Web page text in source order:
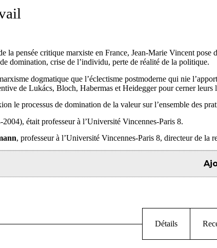
la pensée critique marxiste en France, Jean-Marie Vincent
domination, crise de l’individu, perte de réalité de la politique.
dogmatique que l’éclectisme postmoderne qui nie
de Lukács, Bloch, Habermas et Heidegger pour cerner leurs
le processus de domination de la valeur sur l’ensemble des
2004), était professeur à l’Université Vincennes-Paris 8.
, professeur à l’Université Vincennes-Paris 8, directeur de la
Détails